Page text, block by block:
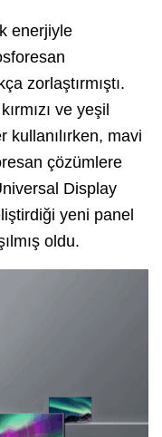
enerjiyle
zorlaştırmıştı.
ve yeşil
mavi
çözümlere
Display
yeni panel
oldu.